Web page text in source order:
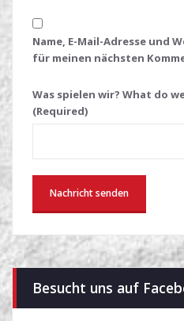
Name, E-Mail-Adresse und
für meinen nächsten
Was spielen wir? What do
(Required)
Besucht uns auf